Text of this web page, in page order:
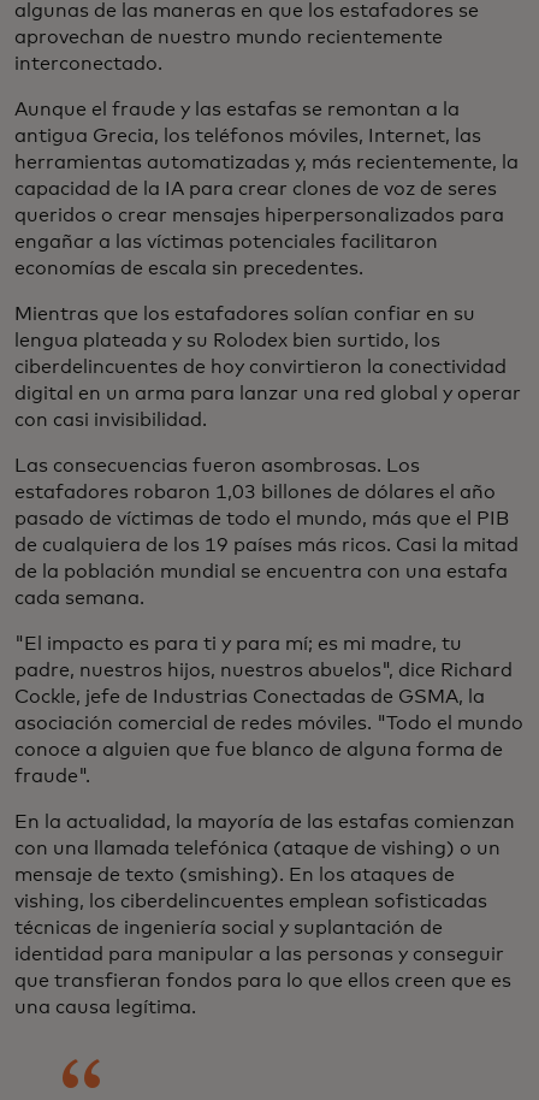
algunas de las maneras en que los estafadores se
aprovechan de nuestro mundo recientemente
interconectado.
Aunque el fraude y las estafas se remontan a la
antigua Grecia, los teléfonos móviles, Internet, las
herramientas automatizadas y, más recientemente, la
capacidad de la IA para crear clones de voz de seres
queridos o crear mensajes hiperpersonalizados para
engañar a las víctimas potenciales facilitaron
economías de escala sin precedentes.
Mientras que los estafadores solían confiar en su
lengua plateada y su Rolodex bien surtido, los
ciberdelincuentes de hoy convirtieron la conectividad
digital en un arma para lanzar una red global y operar
con casi invisibilidad.
Las consecuencias fueron asombrosas. Los
estafadores robaron 1,03 billones de dólares el año
pasado de víctimas de todo el mundo, más que el PIB
de cualquiera de los 19 países más ricos. Casi la mitad
de la población mundial se encuentra con una estafa
cada semana.
"El impacto es para ti y para mí; es mi madre, tu
padre, nuestros hijos, nuestros abuelos", dice Richard
Cockle, jefe de Industrias Conectadas de GSMA, la
asociación comercial de redes móviles. "Todo el mundo
conoce a alguien que fue blanco de alguna forma de
fraude".
En la actualidad, la mayoría de las estafas comienzan
con una llamada telefónica (ataque de vishing) o un
mensaje de texto (smishing). En los ataques de
vishing, los ciberdelincuentes emplean sofisticadas
técnicas de ingeniería social y suplantación de
identidad para manipular a las personas y conseguir
que transfieran fondos para lo que ellos creen que es
una causa legítima.